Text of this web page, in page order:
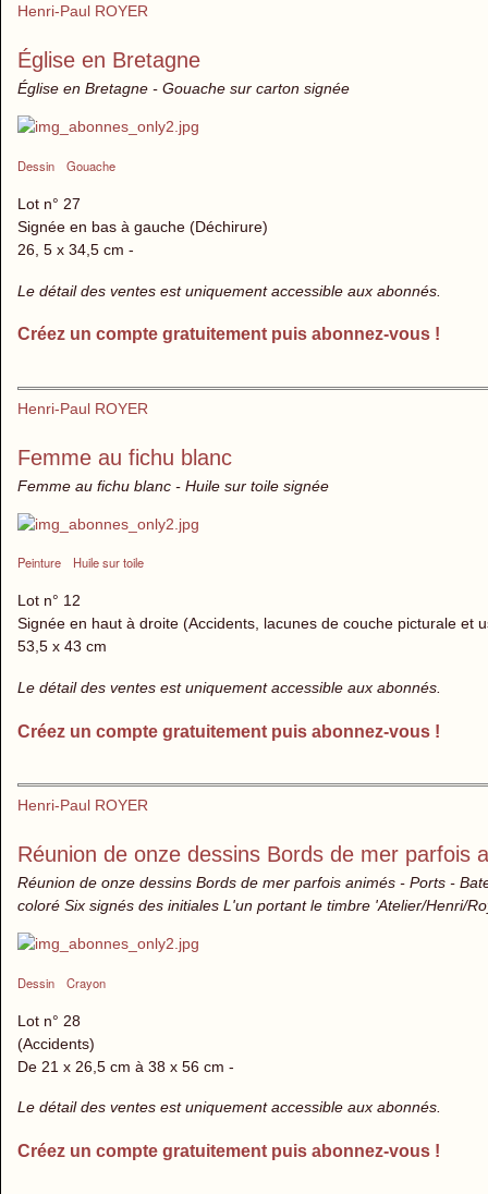
Henri-Paul ROYER
Église en Bretagne
Église en Bretagne - Gouache sur carton signée
Dessin Gouache
Lot n° 27
Signée en bas à gauche (Déchirure)
26, 5 x 34,5 cm -
Le détail des ventes est uniquement accessible aux abonnés.
Créez un compte gratuitement puis abonnez-vous !
Henri-Paul ROYER
Femme au fichu blanc
Femme au fichu blanc - Huile sur toile signée
Peinture Huile sur toile
Lot n° 12
Signée en haut à droite (Accidents, lacunes de couche picturale
53,5 x 43 cm
Le détail des ventes est uniquement accessible aux abonnés.
Créez un compte gratuitement puis abonnez-vous !
Henri-Paul ROYER
Réunion de onze dessins Bords de mer
Réunion de onze dessins Bords de mer parfois animés - Ports -
coloré Six signés des initiales L'un portant le timbre 'Atelier/Henri/
Dessin Crayon
Lot n° 28
(Accidents)
De 21 x 26,5 cm à 38 x 56 cm -
Le détail des ventes est uniquement accessible aux abonnés.
Créez un compte gratuitement puis abonnez-vous !